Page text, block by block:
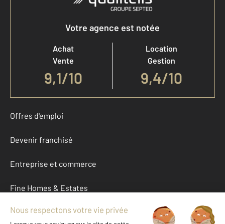
Votre agence est notée
Achat
Vente
9,1/10
Location
Gestion
9,4/10
Offres d'emploi
Devenir franchisé
Entreprise et commerce
Fine Homes & Estates
À propos